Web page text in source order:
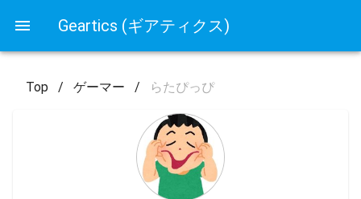
Geartics (ギアティクス)
Top / ゲーマー / らたぴっぴ